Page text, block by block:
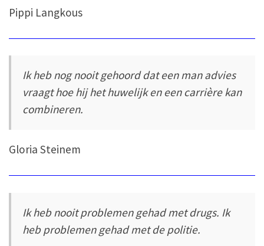
Pippi Langkous
Ik heb nog nooit gehoord dat een man advies
vraagt hoe hij het huwelijk en een carrière kan
combineren.
Gloria Steinem
Ik heb nooit problemen gehad met drugs. Ik
heb problemen gehad met de politie.